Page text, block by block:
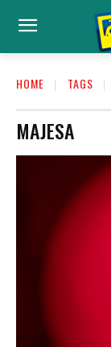
HOME TAGS
MAJESA